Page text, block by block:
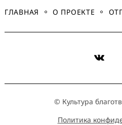
ГЛАВНАЯ О ПРОЕКТЕ
VK
© Культура
Политика